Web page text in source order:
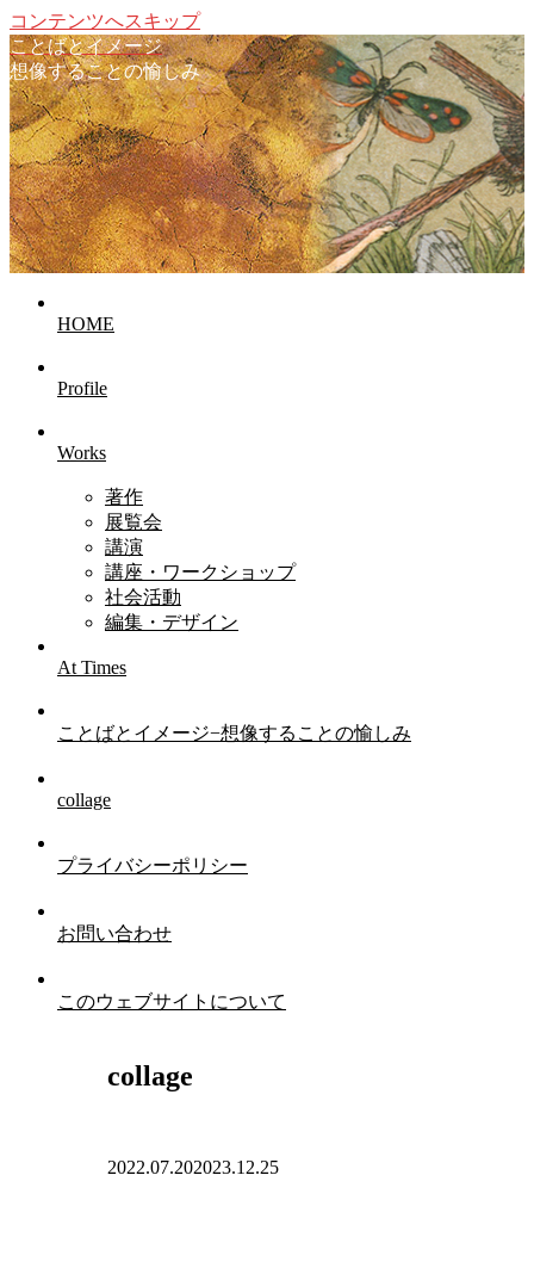
コンテンツへスキップ
ことばとイメージ
想像することの愉しみ
HOME
Profile
Works
著作
展覧会
講演
講座・ワークショップ
社会活動
編集・デザイン
At Times
ことばとイメージ−想像することの愉しみ
collage
プライバシーポリシー
お問い合わせ
このウェブサイトについて
collage
2022.07.202023.12.25